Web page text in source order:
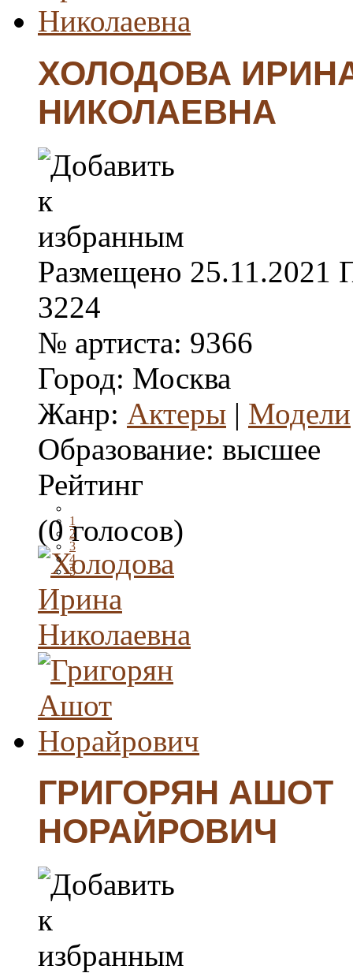
ХОЛОДОВА
НИКОЛАЕВНА
Размещено 25.11.2021
3224
№ артиста: 9366
Город: Москва
Жанр: Актеры | Модели
Образование: высшее
Рейтинг
1
2
3
4
5
(0 голосов)
ГРИГОРЯН АШОТ
НОРАЙРОВИЧ